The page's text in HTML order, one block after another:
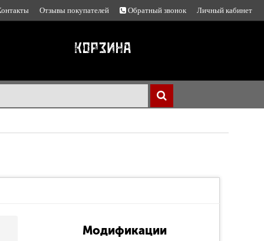
Отзывы покупателей Обратный звонок Личный кабинет
Модификации